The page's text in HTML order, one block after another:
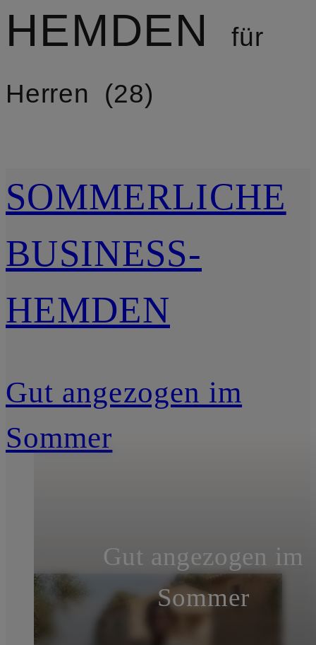
HEMDEN
für
Herren
28
SOMMERLICHE
BUSINESS-
HEMDEN
Gut angezogen im
Sommer
Gut angezogen im
Sommer